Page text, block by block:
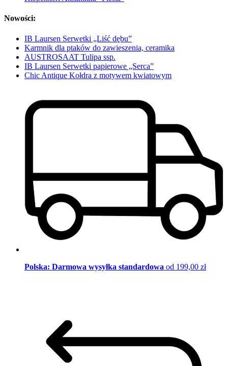
Nowości:
IB Laursen Serwetki „Liść dębu”
Karmnik dla ptaków do zawieszenia, ceramika
AUSTROSAAT Tulipa ssp.
IB Laursen Serwetki papierowe „Serca”
Chic Antique Kołdra z motywem kwiatowym
Polska: Darmowa wysyłka standardowa od 199,00 zł